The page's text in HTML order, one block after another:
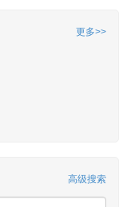
更多>>
高级搜索